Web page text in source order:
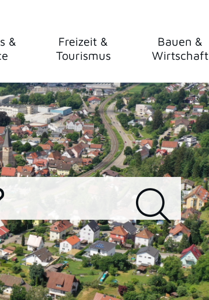
&
Freizeit &
Tourismus
Bauen &
Wirtschaft